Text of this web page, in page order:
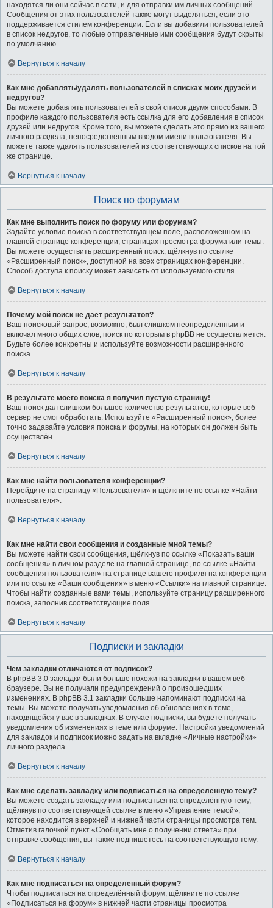
находятся ли они сейчас в сети, и для отправки им личных сообщений.
Сообщения от этих пользователей также могут выделяться, если это
поддерживается стилем конференции. Если вы добавили пользователей
в список недругов, то любые отправленные ими сообщения будут скрыты
по умолчанию.
Вернуться к началу
Как мне добавлять/удалять пользователей в списках моих друзей и
недругов?
Вы можете добавлять пользователей в свой список двумя способами. В
профиле каждого пользователя есть ссылка для его добавления в список
друзей или недругов. Кроме того, вы можете сделать это прямо из вашего
личного раздела, непосредственным вводом имени пользователя. Вы
можете также удалять пользователей из соответствующих списков на той
же странице.
Вернуться к началу
Поиск по форумам
Как мне выполнить поиск по форуму или форумам?
Задайте условие поиска в соответствующем поле, расположенном на
главной странице конференции, страницах просмотра форума или темы.
Вы можете осуществить расширенный поиск, щёлкнув по ссылке
«Расширенный поиск», доступной на всех страницах конференции.
Способ доступа к поиску может зависеть от используемого стиля.
Вернуться к началу
Почему мой поиск не даёт результатов?
Ваш поисковый запрос, возможно, был слишком неопределённым и
включал много общих слов, поиск по которым в phpBB не осуществляется.
Будьте более конкретны и используйте возможности расширенного
поиска.
Вернуться к началу
В результате моего поиска я получил пустую страницу!
Ваш поиск дал слишком большое количество результатов, которые веб-
сервер не смог обработать. Используйте «Расширенный поиск», более
точно задавайте условия поиска и форумы, на которых он должен быть
осуществлён.
Вернуться к началу
Как мне найти пользователя конференции?
Перейдите на страницу «Пользователи» и щёлкните по ссылке «Найти
пользователя».
Вернуться к началу
Как мне найти свои сообщения и созданные мной темы?
Вы можете найти свои сообщения, щёлкнув по ссылке «Показать ваши
сообщения» в личном разделе на главной странице, по ссылке «Найти
сообщения пользователя» на странице вашего профиля на конференции
или по ссылке «Ваши сообщения» в меню «Ссылки» на главной странице.
Чтобы найти созданные вами темы, используйте страницу расширенного
поиска, заполнив соответствующие поля.
Вернуться к началу
Подписки и закладки
Чем закладки отличаются от подписок?
В phpBB 3.0 закладки были больше похожи на закладки в вашем веб-
браузере. Вы не получали предупреждений о произошедших
изменениях. В phpBB 3.1 закладки больше напоминают подписки на
темы. Вы можете получать уведомления об обновлениях в теме,
находящейся у вас в закладках. В случае подписки, вы будете получать
уведомления об изменениях в теме или форуме. Настройки уведомлений
для закладок и подписок можно задать на вкладке «Личные настройки»
личного раздела.
Вернуться к началу
Как мне сделать закладку или подписаться на определённую тему?
Вы можете создать закладку или подписаться на определённую тему,
щёлкнув по соответствующей ссылке в меню «Управление темой»,
которое находится в верхней и нижней части страницы просмотра тем.
Отметив галочкой пункт «Сообщать мне о получении ответа» при
отправке сообщения, вы также подпишетесь на соответствующую тему.
Вернуться к началу
Как мне подписаться на определённый форум?
Чтобы подписаться на определённый форум, щёлкните по ссылке
«Подписаться на форум» в нижней части страницы просмотра